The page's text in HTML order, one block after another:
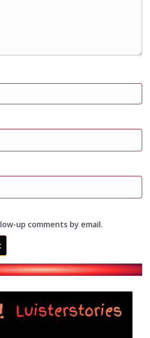
up comments by email.